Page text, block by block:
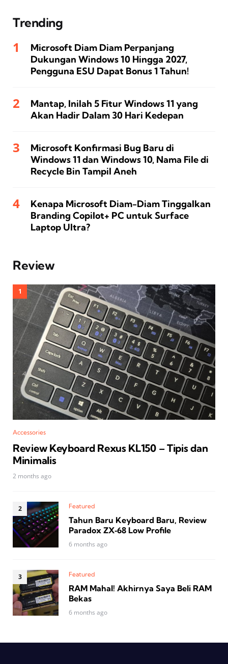
Trending
Microsoft Diam Diam Perpanjang
Dukungan Windows 10 Hingga 2027,
Pengguna ESU Dapat Bonus 1 Tahun!
Mantap, Inilah 5 Fitur Windows 11 yang
Akan Hadir Dalam 30 Hari Kedepan
Microsoft Konfirmasi Bug Baru di
Windows 11 dan Windows 10, Nama File di
Recycle Bin Tampil Aneh
Kenapa Microsoft Diam-Diam Tinggalkan
Branding Copilot+ PC untuk Surface
Laptop Ultra?
Review
Accessories
Review Keyboard Rexus KL150 – Tipis dan
Minimalis
2 months ago
Featured
Tahun Baru Keyboard Baru, Review
Paradox ZX‑68 Low Profile
6 months ago
Featured
RAM Mahal! Akhirnya Saya Beli RAM
Bekas
6 months ago